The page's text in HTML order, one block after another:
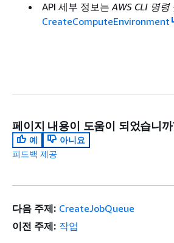
API 세부 정보는AWS CLI 명령
CreateComputeEnvironment
페이지 내용이 도움이 되었습니까
예
아니요
피드백 제공
다음 주제: CreateJobQueue
이전 주제: 작업